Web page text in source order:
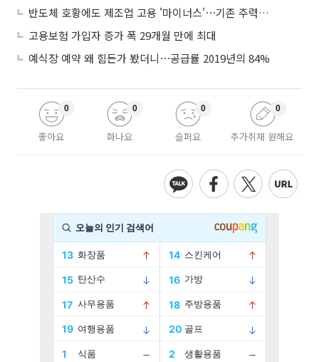
반도체 호황에도 제조업 고용 '마이너스'⋯기존 주력산업 부진에 발복
고용보험 가입자 증가 폭 29개월 만에 최대
예식장 예약 왜 힘든가 봤더니⋯공급률 2019년의 84%
좋아요
0
화나요
0
슬퍼요
0
추가취재 원해요
0